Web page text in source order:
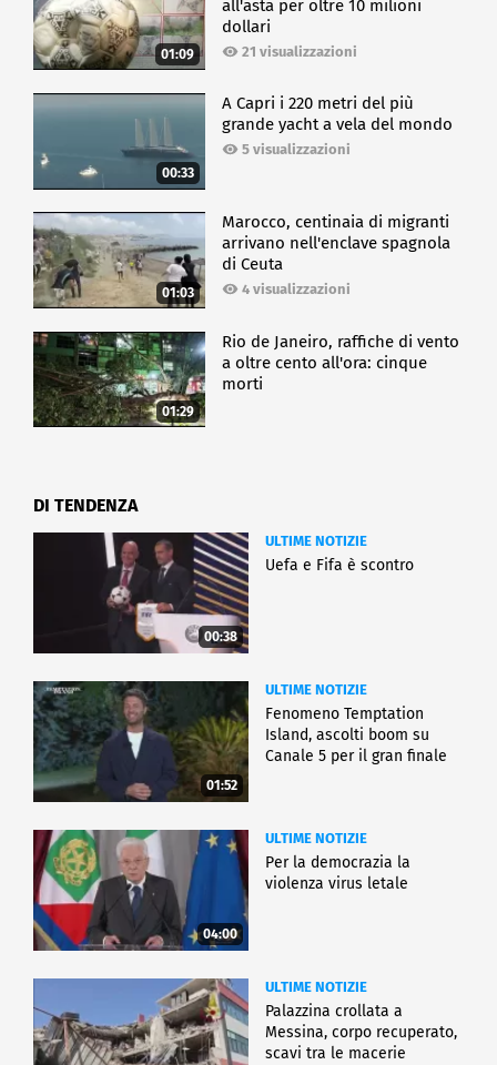
01:09
all'asta per oltre 10 milioni
dollari
21 visualizzazioni
00:33
A Capri i 220 metri del più
grande yacht a vela del mondo
5 visualizzazioni
01:03
Marocco, centinaia di migranti
arrivano nell'enclave spagnola
di Ceuta
4 visualizzazioni
01:29
Rio de Janeiro, raffiche di vento
a oltre cento all'ora: cinque
morti
DI TENDENZA
00:38
ULTIME NOTIZIE
Uefa e Fifa è scontro
01:52
ULTIME NOTIZIE
Fenomeno Temptation
Island, ascolti boom su
Canale 5 per il gran finale
04:00
ULTIME NOTIZIE
Per la democrazia la
violenza virus letale
ULTIME NOTIZIE
Palazzina crollata a
Messina, corpo recuperato,
scavi tra le macerie